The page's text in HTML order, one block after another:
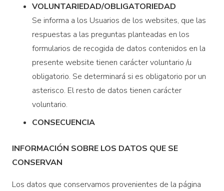
VOLUNTARIEDAD/OBLIGATORIEDAD
Se informa a los Usuarios de los websites, que las
respuestas a las preguntas planteadas en los
formularios de recogida de datos contenidos en la
presente website tienen carácter voluntario /u
obligatorio. Se determinará si es obligatorio por un
asterisco. El resto de datos tienen carácter
voluntario.
CONSECUENCIA
INFORMACIÓN SOBRE LOS DATOS QUE SE
CONSERVAN
Los datos que conservamos provenientes de la página